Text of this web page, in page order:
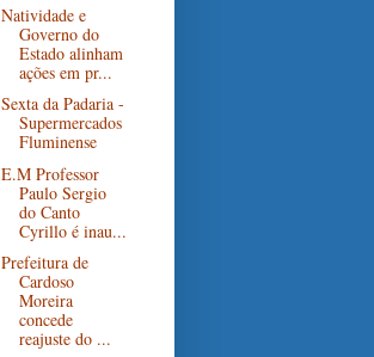
Natividade e
Governo do
Estado alinham
ações em pr...
Sexta da Padaria -
Supermercados
Fluminense
E.M Professor
Paulo Sergio
do Canto
Cyrillo é inau...
Prefeitura de
Cardoso
Moreira
concede
reajuste do ...